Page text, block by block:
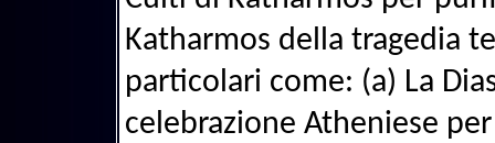
Katharmos della tragedia
particolari come: (a) La
celebrazione Atheniese